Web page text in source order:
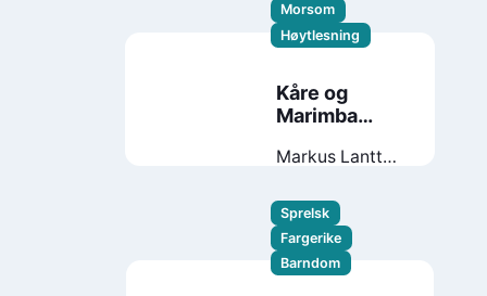
Morsom
Høytlesning
Kåre og
Marimba
Markus Lantto
Kuhn
Sprelsk
Fargerike
Barndom